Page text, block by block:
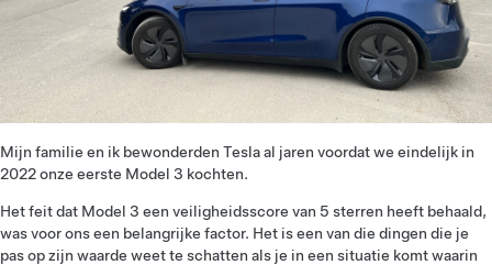
Mijn familie en ik bewonderden Tesla al jaren voordat we eindelijk in
2022 onze eerste Model 3 kochten.
Het feit dat Model 3 een veiligheidsscore van 5 sterren heeft behaald,
was voor ons een belangrijke factor. Het is een van die dingen die je
pas op zijn waarde weet te schatten als je in een situatie komt waarin